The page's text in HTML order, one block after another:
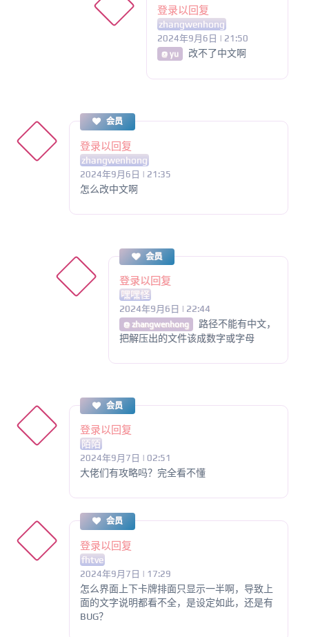
登录以回复
zhangwenhong
2024年9月6日 | 21:50
@ yu 改不了中文啊
会员
登录以回复
zhangwenhong
2024年9月6日 | 21:35
怎么改中文啊
会员
登录以回复
嘿嘿怪
2024年9月6日 | 22:44
@ zhangwenhong
路径不能有中文，
把解压出的文件该成数字或字母
会员
登录以回复
陌陌
2024年9月7日 | 02:51
大佬们有攻略吗？完全看不懂
会员
登录以回复
fhtve
2024年9月7日 | 17:29
怎么界面上下卡牌排面只显示一半啊，导致上
面的文字说明都看不全，是设定如此，还是有
BUG？